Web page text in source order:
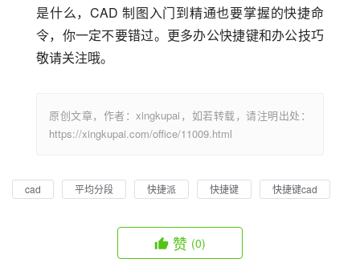
是什么，CAD 制图入门到精通也要掌握的快捷命
令，你一定不要错过。更多办公快捷键和办公技巧
敬请关注哦。
原创文章，作者：xingkupai，如若转载，请注明出处：
https://xingkupai.com/office/11009.html
cad 平均分段 快捷派 快捷键 快捷键cad
赞 (0)